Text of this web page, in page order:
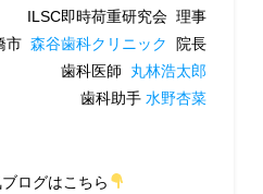
ILSC即時荷重研究会 理事
市森谷歯科クリニック
院長
歯科医師 丸林浩太郎
歯科助手水野杏菜
ログはこちら